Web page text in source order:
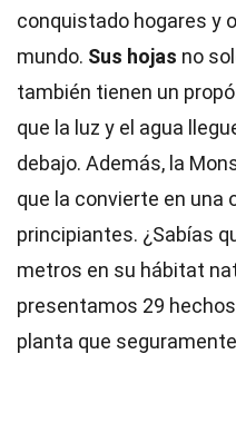
conquistado hogares y
mundo. Sus hojas no
también tienen un
que la luz y el agua
debajo. Además, la
que la convierte en una
principiantes. ¿Sabías
metros en su hábitat
presentamos 29
planta que